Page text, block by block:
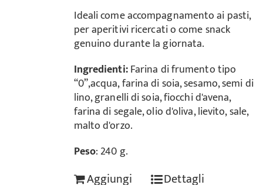
Ideali come accompagnamento ai pasti,
per aperitivi ricercati o come snack
genuino durante la giornata.
Ingredienti:Farina di frumento tipo
“0”,acqua, farina di soia, sesamo, semi di
lino, granelli di soia, fiocchi d'avena,
farina di segale, olio d'oliva, lievito, sale,
malto d'orzo.
Peso: 240 g.
Aggiungi
Dettagli